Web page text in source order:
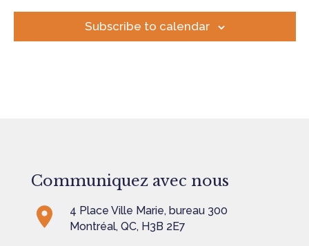
Subscribe to calendar
Communiquez avec nous
4 Place Ville Marie, bureau 300
Montréal, QC, H3B 2E7